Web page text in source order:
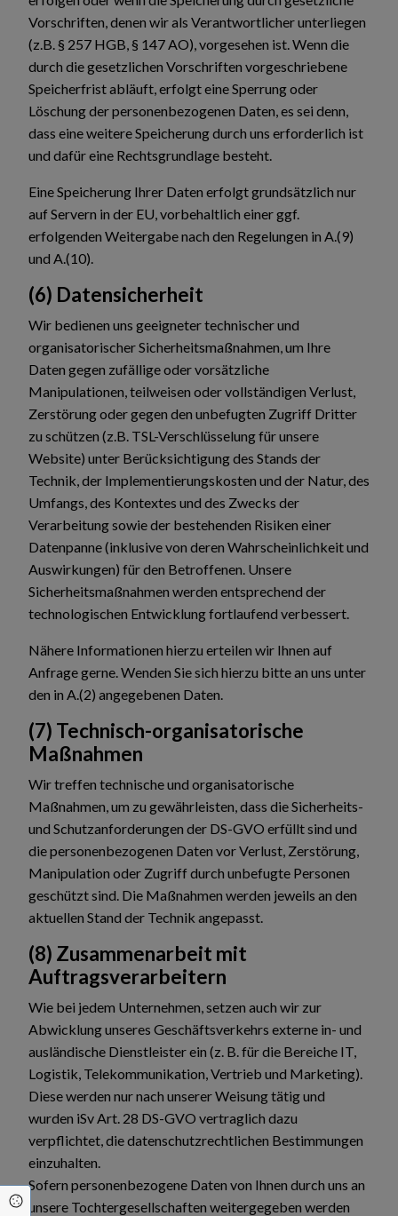
Vorschriften, denen wir als Verantwortlicher unterliegen
(z.B. § 257 HGB, § 147 AO), vorgesehen ist. Wenn die
durch die gesetzlichen Vorschriften vorgeschriebene
Speicherfrist abläuft, erfolgt eine Sperrung oder
Löschung der personenbezogenen Daten, es sei denn,
dass eine weitere Speicherung durch uns erforderlich ist
und dafür eine Rechtsgrundlage besteht.
Eine Speicherung Ihrer Daten erfolgt grundsätzlich nur
auf Servern in der EU, vorbehaltlich einer ggf.
erfolgenden Weitergabe nach den Regelungen in A.(9)
und A.(10).
(6) Datensicherheit
Wir bedienen uns geeigneter technischer und
organisatorischer Sicherheitsmaßnahmen, um Ihre
Daten gegen zufällige oder vorsätzliche
Manipulationen, teilweisen oder vollständigen Verlust,
Zerstörung oder gegen den unbefugten Zugriff Dritter
zu schützen (z.B. TSL-Verschlüsselung für unsere
Website) unter Berücksichtigung des Stands der
Technik, der Implementierungskosten und der Natur, des
Umfangs, des Kontextes und des Zwecks der
Verarbeitung sowie der bestehenden Risiken einer
Datenpanne (inklusive von deren Wahrscheinlichkeit und
Auswirkungen) für den Betroffenen. Unsere
Sicherheitsmaßnahmen werden entsprechend der
technologischen Entwicklung fortlaufend verbessert.
Nähere Informationen hierzu erteilen wir Ihnen auf
Anfrage gerne. Wenden Sie sich hierzu bitte an uns unter
den in A.(2) angegebenen Daten.
(7) Technisch-organisatorische
Maßnahmen
Wir treffen technische und organisatorische
Maßnahmen, um zu gewährleisten, dass die Sicherheits-
und Schutzanforderungen der DS-GVO erfüllt sind und
die personenbezogenen Daten vor Verlust, Zerstörung,
Manipulation oder Zugriff durch unbefugte Personen
geschützt sind. Die Maßnahmen werden jeweils an den
aktuellen Stand der Technik angepasst.
(8) Zusammenarbeit mit
Auftragsverarbeitern
Wie bei jedem Unternehmen, setzen auch wir zur
Abwicklung unseres Geschäftsverkehrs externe in- und
ausländische Dienstleister ein (z. B. für die Bereiche IT,
Logistik, Telekommunikation, Vertrieb und Marketing).
Diese werden nur nach unserer Weisung tätig und
wurden iSv Art. 28 DS-GVO vertraglich dazu
verpflichtet, die datenschutzrechtlichen Bestimmungen
einzuhalten.
Sofern personenbezogene Daten von Ihnen durch uns an
unsere Tochtergesellschaften weitergegeben werden
Cookie Einstellungen